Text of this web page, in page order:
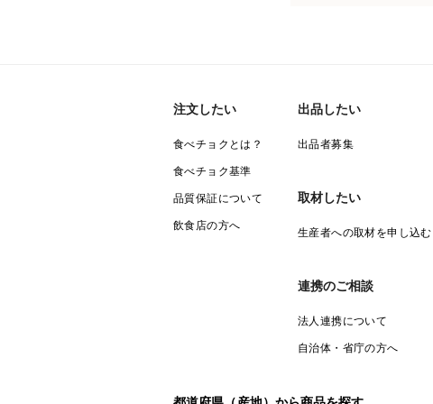
注文したい
食べチョクとは？
食べチョク基準
品質保証について
飲食店の方へ
出品したい
出品者募集
取材したい
生産者への取材を申し込む
連携のご相談
法人連携について
自治体・省庁の方へ